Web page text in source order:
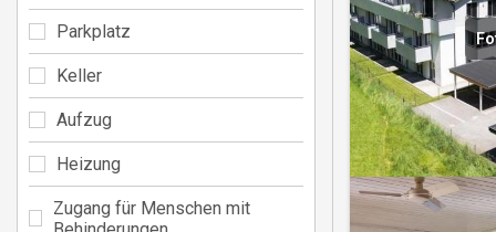
Parkplatz
Keller
Aufzug
Heizung
Zugang für Menschen mit